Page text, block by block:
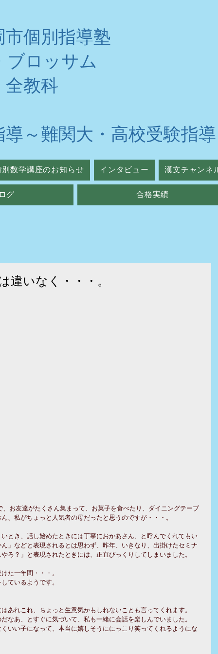
個別指導塾
ブロッサム
全教科
導～難関大・高校受験指導
別数学講座のお知らせ インタビュー 漢文チャンネ
グ 合格実績
いなく・・・。
、私がちょっと人気者の母だったと思うのですが・・・。
とき、話し始めたときには丁寧におかあさん、と呼んでくれてもい
」などと表現されるとは思わず、昨年、いきなり、出掛けたセミナ
ろ？」と表現されたときには、正直びっくりしてしまいました。
た一年間・・・。
ているようです。
あれこれ、ちょっと生意気かもしれないことも言ってくれます。
なあ、とすぐに気づいて、私も一緒に会話を楽しんでいました。
いい子になって、本当に嬉しそうににっこり笑ってくれるようにな